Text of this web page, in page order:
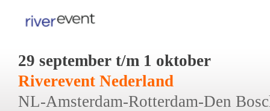
29 september t/m 1 oktober
Riverevent Nederland
NL-Amsterdam-Rotterdam-Den